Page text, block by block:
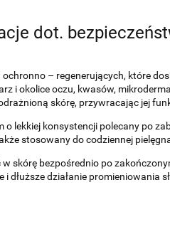
dot.
– regenerujących, które
i okolice oczu, kwasów,
skórę, przywracając jej
o lekkiej konsystencji polecany po
stosowany do codziennej
skórę bezpośrednio po
dłuższe działanie